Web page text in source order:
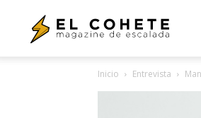
Inicio Entrevista